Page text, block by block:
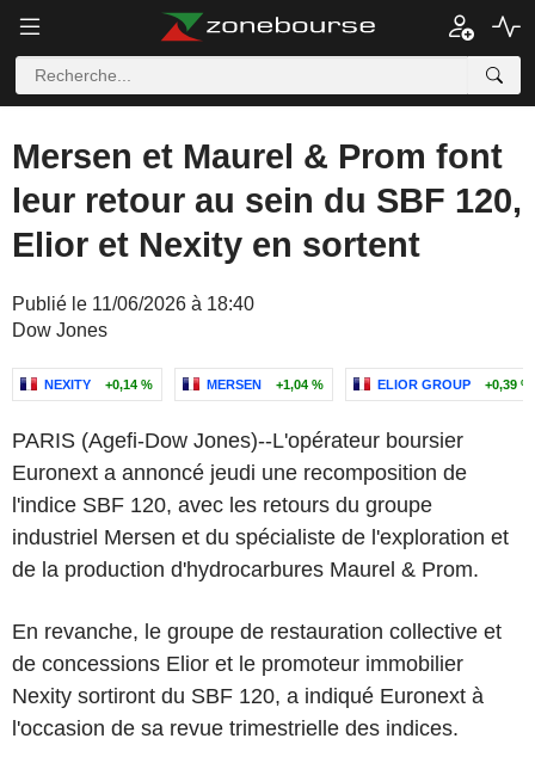
Mersen et Maurel & Prom font
leur retour au sein du SBF 120,
Elior et Nexity en sortent
Publié le 11/06/2026 à 18:40
Dow Jones
NEXITY +0,14 % MERSEN +1,04 % ELIOR GROUP +0,39 %
PARIS (Agefi-Dow Jones)--L'opérateur boursier
Euronext a annoncé jeudi une recomposition de
l'indice SBF 120, avec les retours du groupe
industriel Mersen et du spécialiste de l'exploration et
de la production d'hydrocarbures Maurel & Prom.
En revanche, le groupe de restauration collective et
de concessions Elior et le promoteur immobilier
Nexity sortiront du SBF 120, a indiqué Euronext à
l'occasion de sa revue trimestrielle des indices.